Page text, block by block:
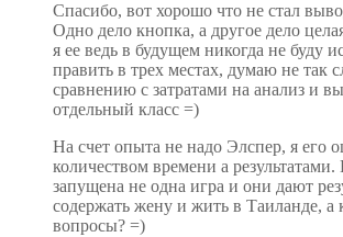
Спасибо, вот хорошо что не стал
Одно дело кнопка, а другое дело
я ее ведь в будущем никогда не буду
править в трех местах, думаю не так
сравнению с затратами на анализ и
отдельный класс =)
На счет опыта не надо Элспер, я его
количеством времени а результатами.
запущена не одна игра и они дают
содержать жену и жить в Таиланде, а
вопросы? =)